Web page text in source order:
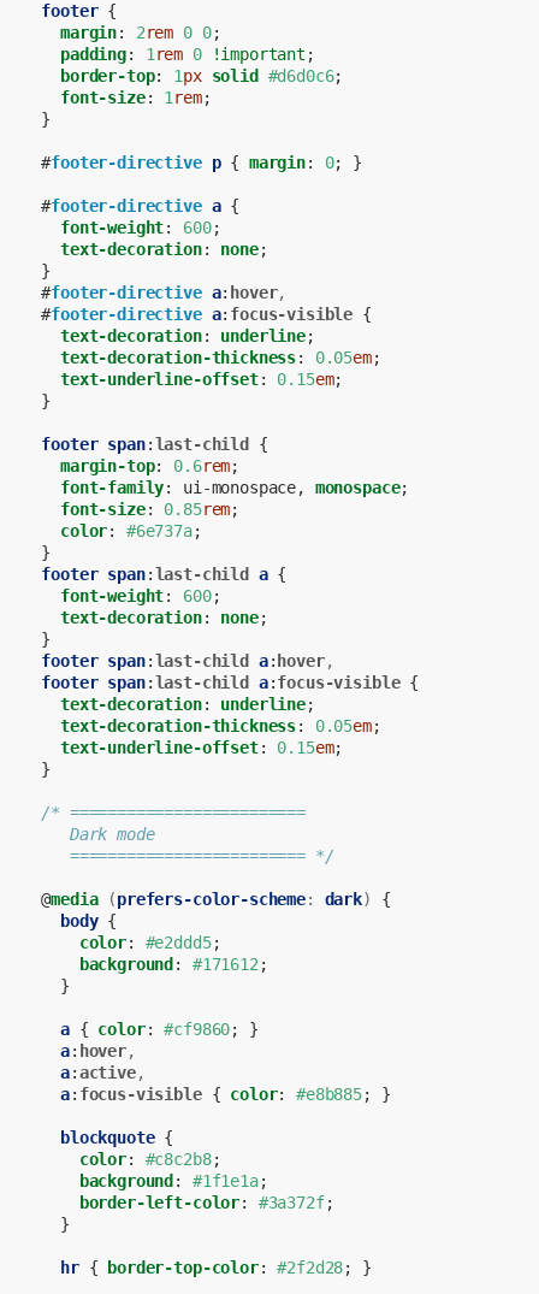
footer {
margin: 2rem 0 0;
padding: 1 rem 0 !important ;
border-top: 1px solid #d6d0c6;
font-size: 1 rem;
}
#footer-directive p { margin: 0; }
#footer-directive a {
font-weight: 600;
text-decoration: none;
}
#footer-directive a: hover,
#footer-directive a: focus-visible {
text-decoration: underline;
text-decoration-thickness: 0.05em;
text-underline-offset: 0.15em;
}
footer span:last-child
{
margin-top: 0.6rem;
font-family: ui-monospace, monospace;
font-size: 0.85rem;
color: #6e737a;
}
footer span:last-child a {
font-weight: 600;
text-decoration: none;
}
footer span:last-child a: hover,
footer span:last-child a:focus-visible {
text-decoration: underline;
text-decoration-thickness: 0.05em;
text-underline-offset: 0.15em;
}
/* =========================
   Dark mode
   ========================= */
@media (prefers-color-scheme: dark)
{
body {
color: #e2ddd5;
background : #171612 ;
}
a { color: #cf9860;
}
a: hover,
a:active,
a: focus-visible { color: #e8b885; }
blockquote {
color: #c8c2b8;
background : #1f1e1a;
border-left-color: #3a372f;
}
hr { border-top-color: #2f2d28; }